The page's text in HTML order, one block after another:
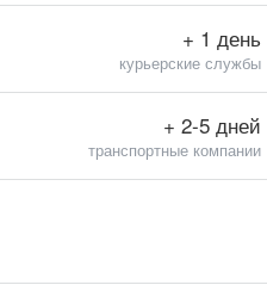
+ 1 день
курьерские службы
+ 2-5 дней
транспортные компании